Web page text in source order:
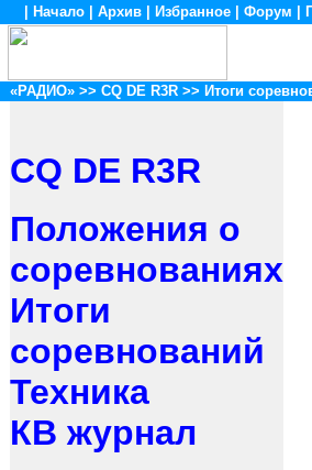
Начало Архив Избранное Форум
«РАДИО» >> CQ DE R3R >> Итоги
CQ DE R3R
Положения о
соревнованиях
Итоги
соревнований
Техника
КВ журнал